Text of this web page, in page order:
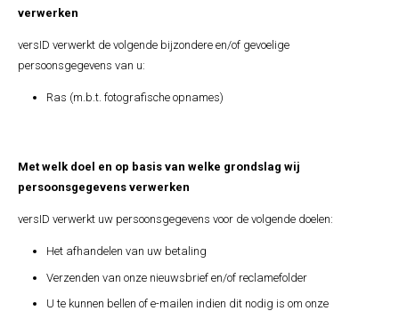
verwerken
versID verwerkt de volgende bijzondere en/of gevoelige
persoonsgegevens van u:
Ras (m.b.t. fotografische opnames)
Met welk doel en op basis van welke grondslag wij
persoonsgegevens verwerken
versID verwerkt uw persoonsgegevens voor de volgende doelen:
Het afhandelen van uw betaling
Verzenden van onze nieuwsbrief en/of reclamefolder
U te kunnen bellen of e-mailen indien dit nodig is om onze